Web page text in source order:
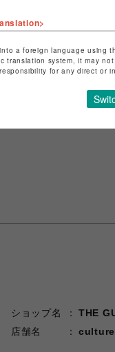
ショップ名
THE
店舗名
culture
a foreign language using
translation system, it may
for any direct or